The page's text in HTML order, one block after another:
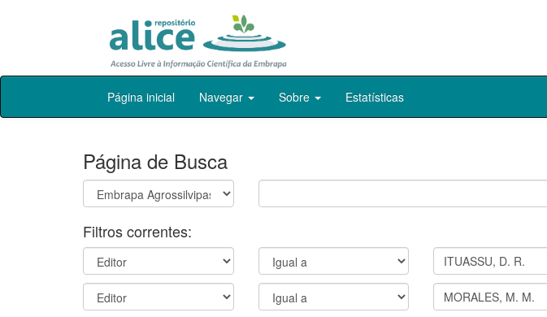
Skip
Página inicial Navegar Sobre Estatísticas
Página de Busca
Filtros correntes: